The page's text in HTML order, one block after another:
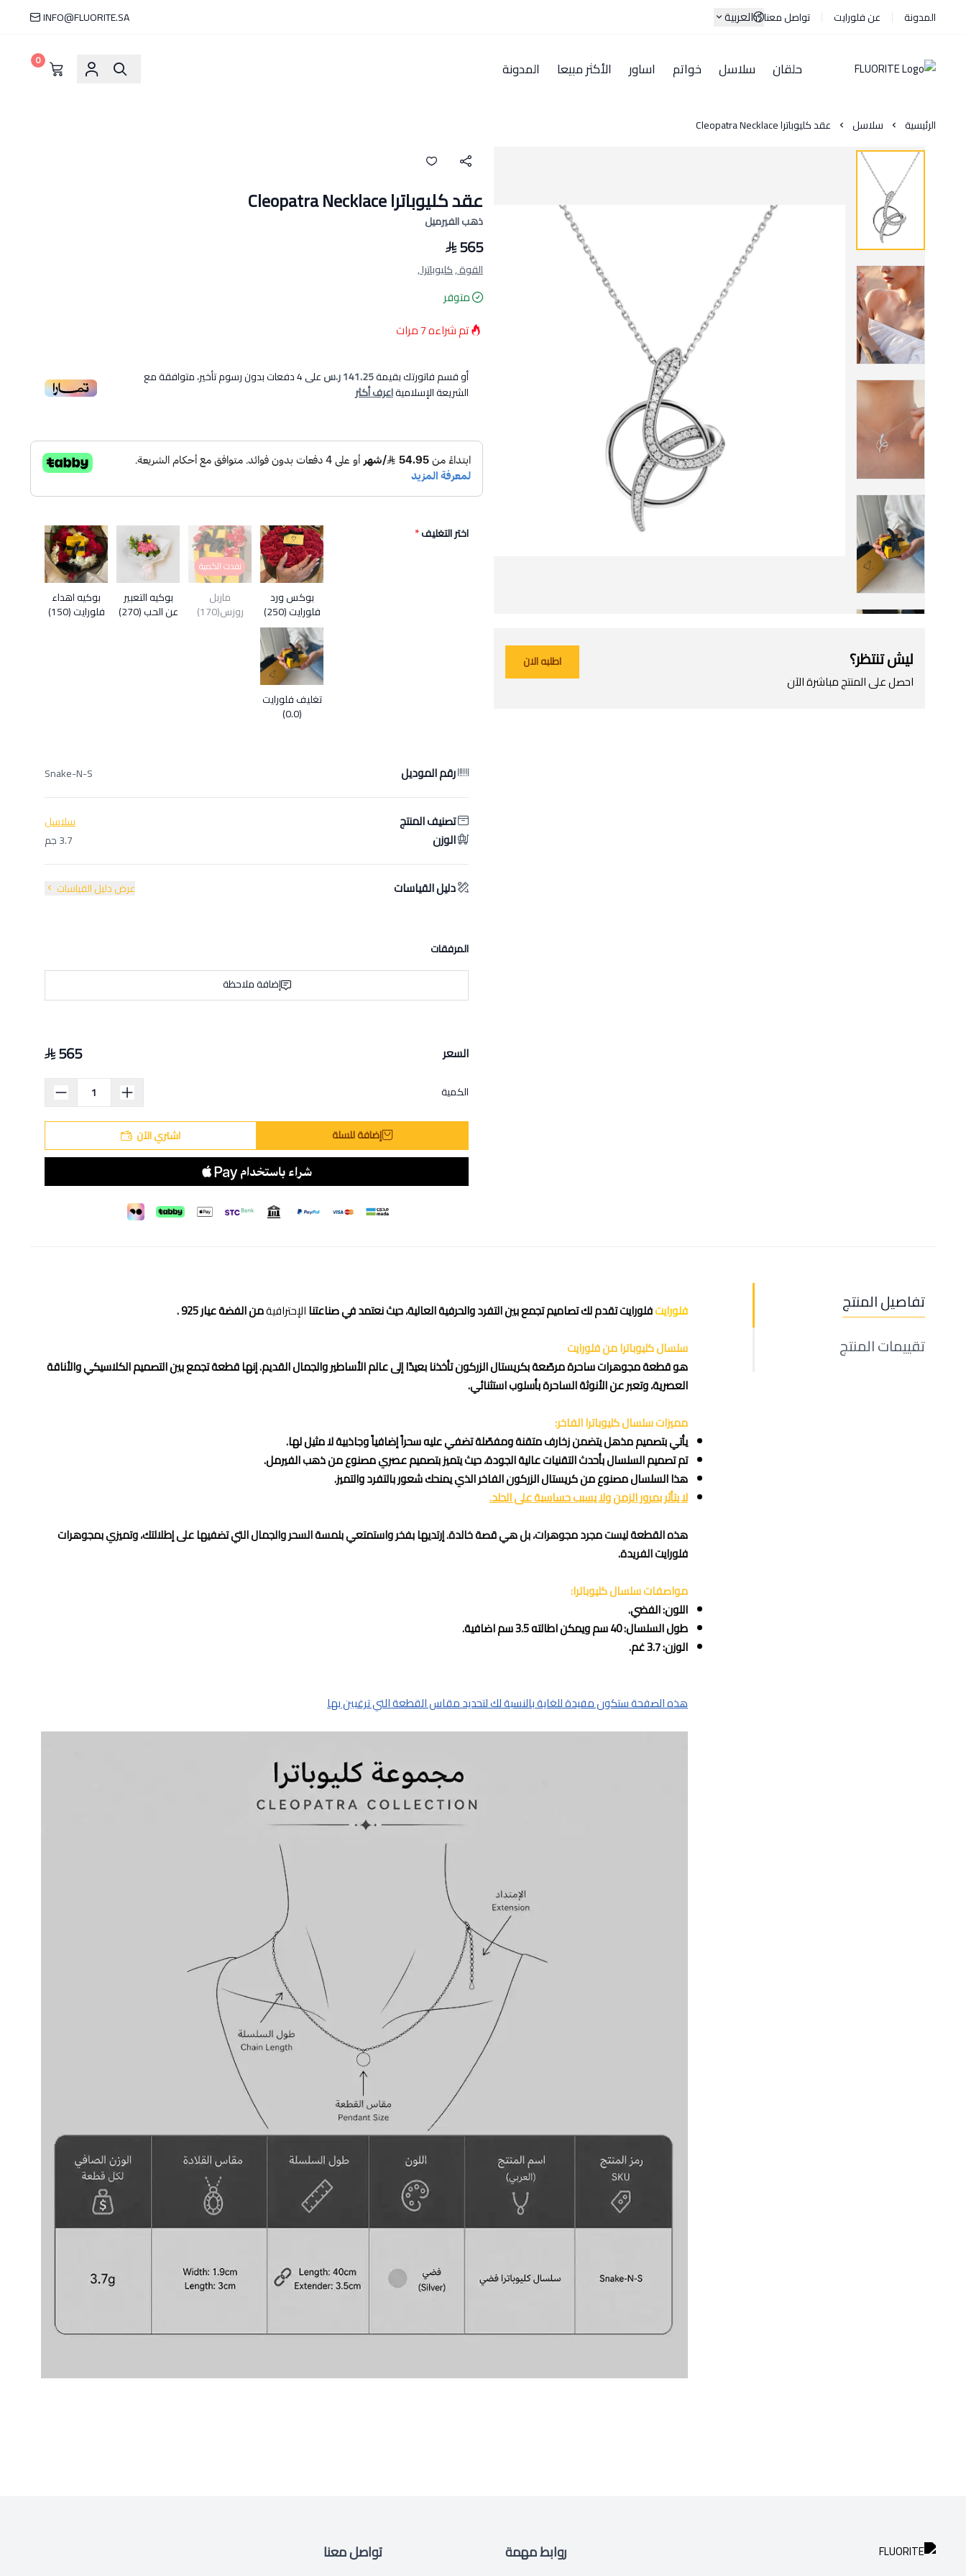
المدونة عن فلورايت تواصل معنا العربية INFO@FLUORITE.SA
حلقان سلاسل خواتم اساور الأكثر مبيعا المدونة 0
الرئيسية سلاسل عقد كليوباترا Cleopatra Necklace
ليش تنتظر؟
احصل على المنتج مباشرة الآن
اطلبه الان
عقد كليوباترا Cleopatra Necklace
ذهب الفيرميل
565
القوة ,كليوباترا ,
متوفر
تم شراءه7مرات
أو قسم فاتورتك بقيمة141.25 ر.س على4دفعات بدون رسوم تأخير، متوافقة مع
الشريعة الإسلاميةاعرف أكثر
اختر التغليف*
بوكس ورد
فلورايت (250)
نفدت الكمية
ماربل
روزس(170)
بوكيه التعبير
عن الحب (270)
بوكيه اهداء
فلورايت (150)
تغليف فلورايت
(0.0)
رقم الموديل Snake-N-S
تصنيف المنتج سلاسل
الوزن 3.7 جم
دليل القياسات عرض دليل القياسات
المرفقات
إضافة ملاحظة
السعر 565
الكمية
إضافة للسلة اشتري الآن
تفاصيل المنتج
تقييمات المنتج
فلورايتفلورايت تقدم لك تصاميم تجمع بين التفرد والحرفية العالية، حيث نعتمد في صناعتناالإحترافيةمن الفضة عيار 925 .
سلسال كليوباترا من فلورايت
هو قطعة مجوهرات ساحرة مرصّعة بكريستال الزركون تأخذنا بعيدًا إلى عالم الأساطير والجمال القديم. إنها قطعة تجمع بين التصميم الكلاسيكي والأناقة
العصرية، وتعبر عن الأنوثة الساحرة بأسلوب استثنائي.
مميزات سلسال كليوباترا الفاخر:
يأتي بتصميم مذهل يتضمن زخارف متقنة ومفصّلة تضفي عليه سحراً إضافياً وجاذبية لا مثيل لها.
تم تصميم السلسال بأحدث التقنيات عالية الجودة، حيث يتميز بتصميم عصري مصنوع من ذهب الفيرمل.
هذا السلسال مصنوع من كريستال الزركون الفاخر الذي يمنحك شعور بالتفرد والتميز.
لا يتأثر بمرور الزمن ولا يسبب حساسية على الجلد.
هذه القطعة ليست مجرد مجوهرات، بل هي قصة خالدة. إرتديها بفخر واستمتعي بلمسة السحر والجمال التي تضفيها على إطلالتك، وتميزي بمجوهرات
فلورايت الفريدة.
مواصفات سلسال كليوباترا:
اللون: الفضي.
طول السلسال: 40 سم ويمكن اطالته 3.5 سم اضافية.
الوزن: 3.7 غم.
هذه الصفحة ستكون مفيدة للغاية بالنسبة لك لتحديد مقاس القطعة التي ترغبين بها
روابط مهمة تواصل معنا